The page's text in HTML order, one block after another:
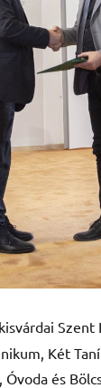
Szent
Két
Óvoda és